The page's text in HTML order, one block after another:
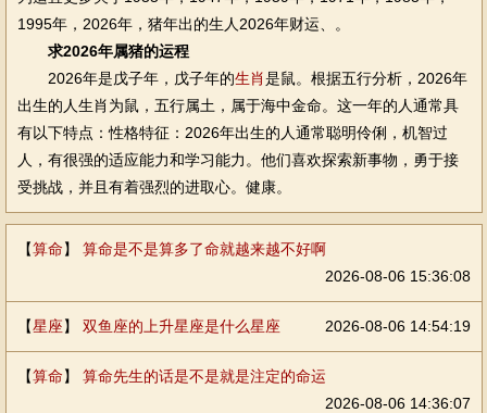
1995年，2026年，猪年出的生人2026年财运、。
求2026年属猪的运程
2026年是戊子年，戊子年的生肖是鼠。根据五行分析，2026年
出生的人生肖为鼠，五行属土，属于海中金命。这一年的人通常具
有以下特点：性格特征：2026年出生的人通常聪明伶俐，机智过
人，有很强的适应能力和学习能力。他们喜欢探索新事物，勇于接
受挑战，并且有着强烈的进取心。健康。
【算命】 算命是不是算多了命就越来越不好啊
2026-08-06 15:36:08
【星座】 双鱼座的上升星座是什么星座 2026-08-06 14:54:19
【算命】 算命先生的话是不是就是注定的命运
2026-08-06 14:36:07